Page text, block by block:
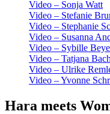
Video – Sonja Watt
Video – Stefanie
Video – Stephanie
Video – Susanna
Video – Sybille
Video – Tatjana Bach
Video – Ulrike
Video – Yvonne
Hara meets